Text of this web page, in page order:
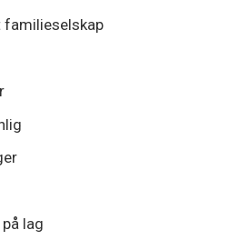
familieselskap
lag